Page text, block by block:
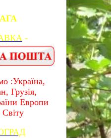
-
:Україна,
Грузія,
Европи